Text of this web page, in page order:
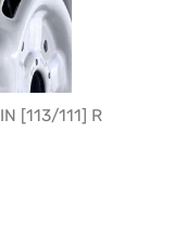
[113/111] R